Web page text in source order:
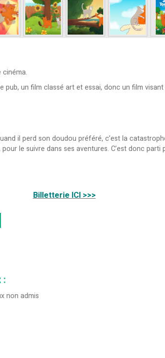
un film classé art et essai, donc un film
il perd son doudou préféré, c’est la
le suivre dans ses aventures. C’est donc
Billetterie ICI >>>
:
non admis